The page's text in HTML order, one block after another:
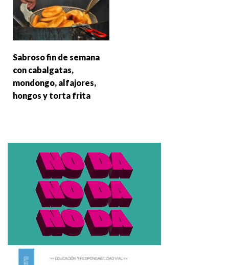
Sabroso fin de semana
con cabalgatas,
mondongo, alfajores,
hongos y torta frita